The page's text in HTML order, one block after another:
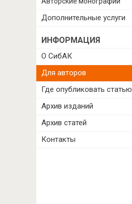
Дополнительные услуги
ИНФОРМАЦИЯ
О СибАК
Для авторов
Где опубликовать статью
Архив изданий
Архив статей
Контакты